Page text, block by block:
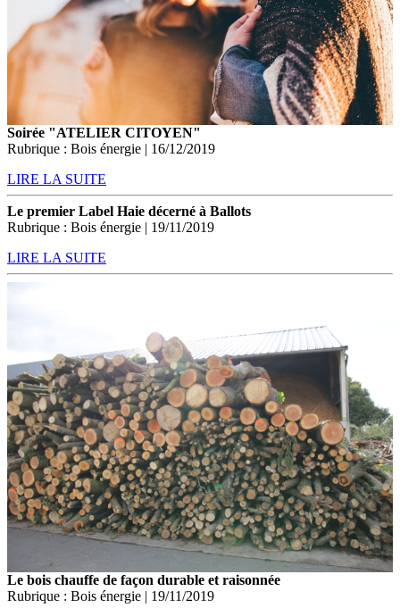
Soirée "ATELIER CITOYEN"
Rubrique : Bois énergie | 16/12/2019
LIRE LA SUITE
Le premier Label Haie décerné à Ballots
Rubrique : Bois énergie | 19/11/2019
LIRE LA SUITE
Le bois chauffe de façon durable et raisonnée
Rubrique : Bois énergie | 19/11/2019